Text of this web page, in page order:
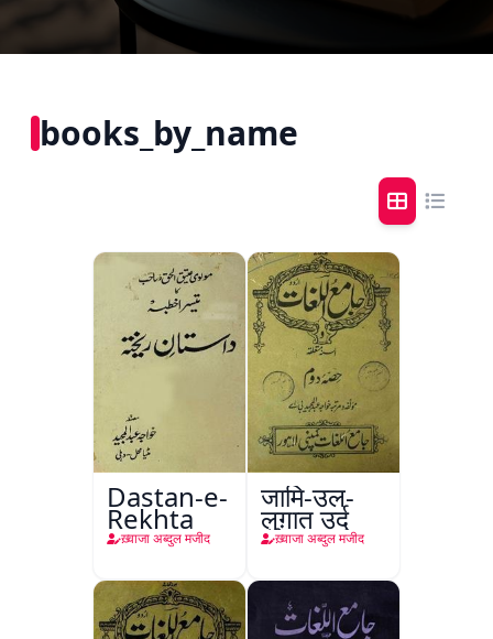
books_by_name
Dastan-e-
Rekhta
ख़्वाजा अब्दुल मजीद
जामि-उल-
लुग़ात उर्दू
ख़्वाजा अब्दुल मजीद